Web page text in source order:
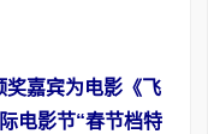
奖嘉宾为电影《飞
电影节“春节档特